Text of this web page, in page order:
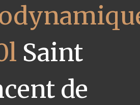
Saint
de